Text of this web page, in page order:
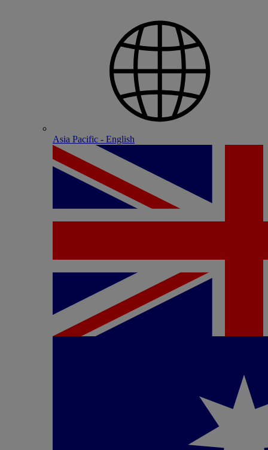
Asia Pacific - English